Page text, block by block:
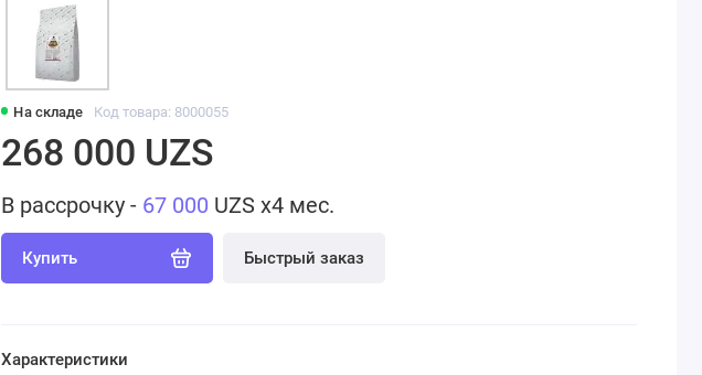
На складе Код товара: 8000055
268 000 UZS
В рассрочку - 67 000 UZS x4 мес.
Купить Быстрый заказ
Характеристики